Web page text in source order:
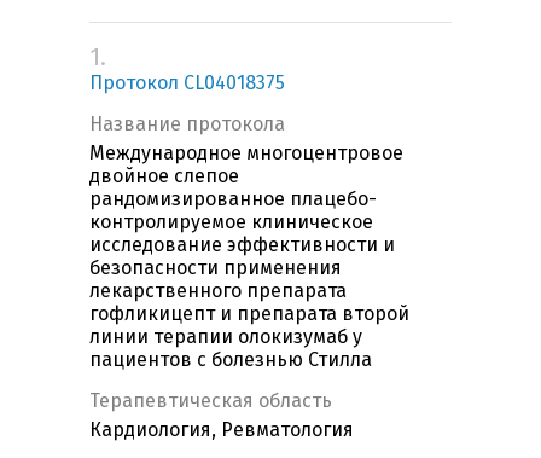
1.
Протокол CL04018375
Название протокола
Международное многоцентровое
двойное слепое
рандомизированное плацебо-
контролируемое клиническое
исследование эффективности и
безопасности применения
лекарственного препарата
гофликицепт и препарата второй
линии терапии олокизумаб у
пациентов с болезнью Стилла
Терапевтическая область
Кардиология, Ревматология